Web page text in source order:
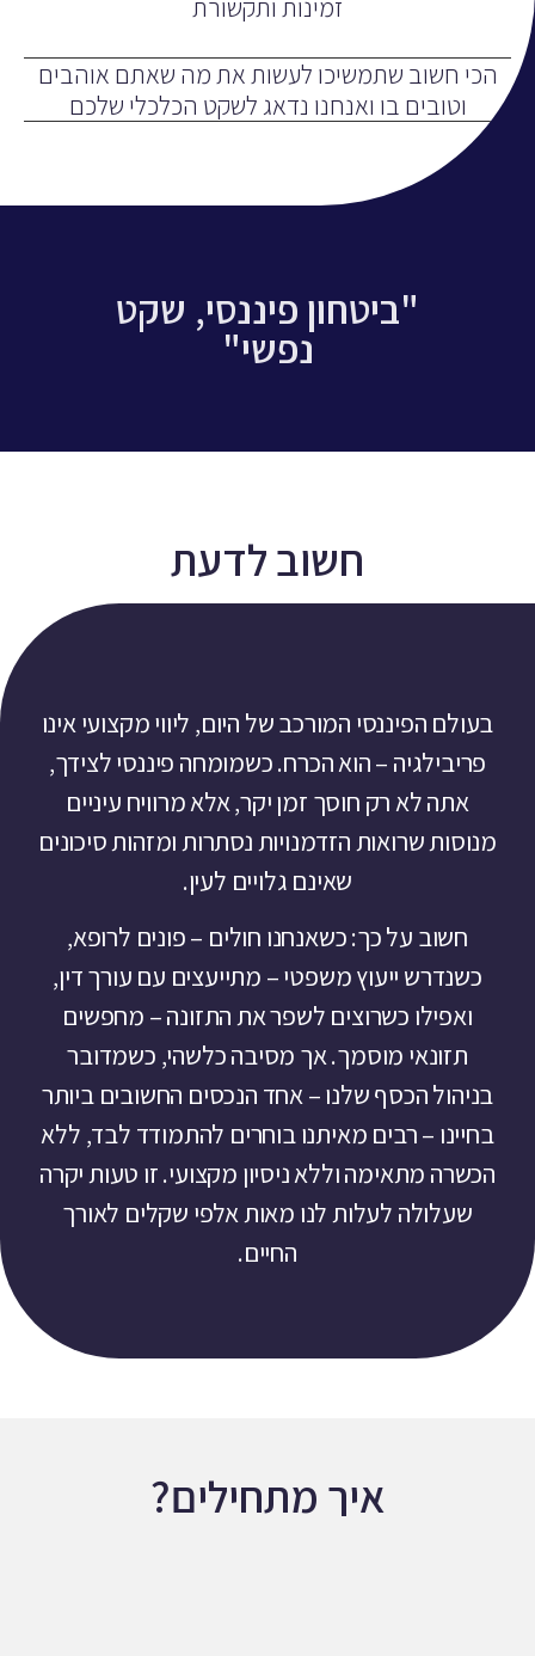
זמינות ותקשורת
הכי חשוב שתמשיכו לעשות את מה שאתם אוהבים
וטובים בו ואנחנו נדאג לשקט הכלכלי שלכם
"ביטחון פיננסי, שקט
נפשי"
חשוב לדעת
בעולם הפיננסי המורכב של היום, ליווי מקצועי אינו
פריבילגיה – הוא הכרח. כשמומחה פיננסי לצידך,
אתה לא רק חוסך זמן יקר, אלא מרוויח עיניים
מנוסות שרואות הזדמנויות נסתרות ומזהות סיכונים
שאינם גלויים לעין.
חשוב על כך: כשאנחנו חולים – פונים לרופא,
כשנדרש ייעוץ משפטי – מתייעצים עם עורך דין,
ואפילו כשרוצים לשפר את התזונה – מחפשים
תזונאי מוסמך. אך מסיבה כלשהי, כשמדובר
בניהול הכסף שלנו – אחד הנכסים החשובים ביותר
בחיינו – רבים מאיתנו בוחרים להתמודד לבד, ללא
הכשרה מתאימה וללא ניסיון מקצועי. זו טעות יקרה
שעלולה לעלות לנו מאות אלפי שקלים לאורך
החיים.
איך מתחילים?